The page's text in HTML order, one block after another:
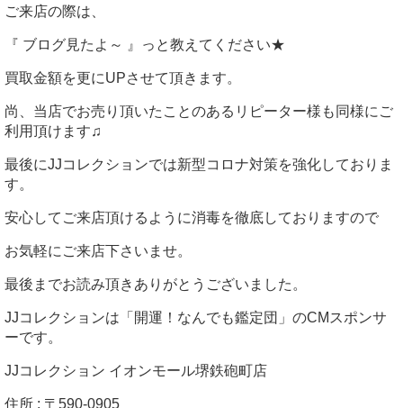
ご来店の際は、
『 ブログ見たよ～ 』っと教えてください★
買取金額を更にUPさせて頂きます。
尚、当店でお売り頂いたことのあるリピーター様も同様にご
利用頂けます♫
最後にJJコレクションでは新型コロナ対策を強化しておりま
す。
安心してご来店頂けるように消毒を徹底しておりますので
お気軽にご来店下さいませ。
最後までお読み頂きありがとうございました。
JJコレクションは「開運！なんでも鑑定団」のCMスポンサ
ーです。
JJコレクション イオンモール堺鉄砲町店
住所 : 〒590-0905